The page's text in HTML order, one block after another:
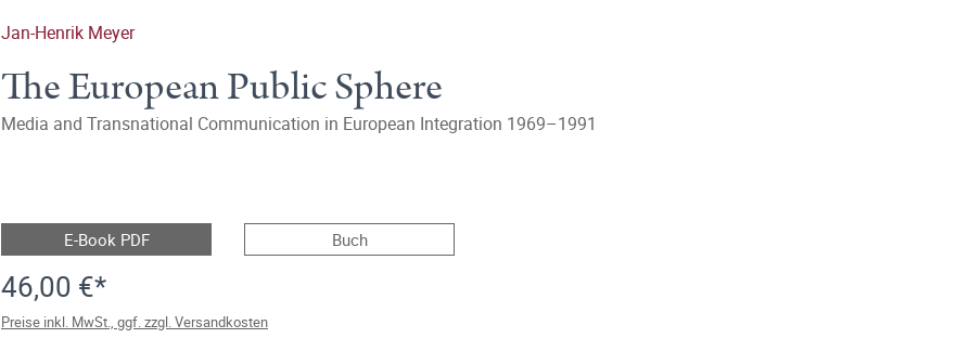
Jan-Henrik Meyer
The European Public Sphere
Media and Transnational Communication in European Integration 1969–1991
E-Book PDF Buch
46,00 €*
Preise inkl. MwSt., ggf. zzgl. Versandkosten